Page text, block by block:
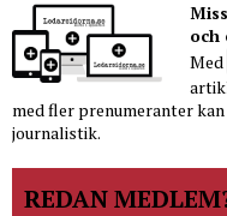
och
Med
med fler prenumeranter
journalistik.
REDAN